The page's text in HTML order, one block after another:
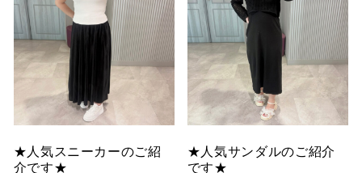
★人気スニーカーのご紹
介です★
★人気サンダルのご紹介
です★